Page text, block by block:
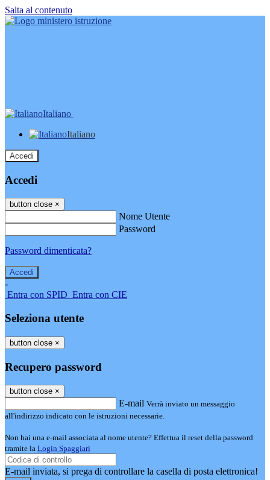
Salta al contenuto
Italiano
Italiano
Accedi
Accedi
button close ×
Nome Utente
Password
Password dimenticata?
-
Entra con SPID Entra con CIE
Seleziona utente
button close ×
Recupero password
button close ×
E-mail Verrà inviato un messaggio
all'indirizzo indicato con le istruzioni necessarie.
Non hai una e-mail associata al nome utente? Effettua il reset della password
tramite la Login Spaggiari
E-mail inviata, si prega di controllare la casella di posta elettronica!